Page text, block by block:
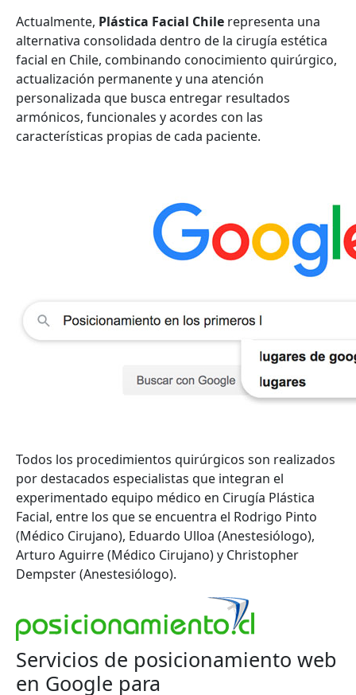
Actualmente, Plástica Facial Chile representa una
alternativa consolidada dentro de la cirugía estética
facial en Chile, combinando conocimiento quirúrgico,
actualización permanente y una atención
personalizada que busca entregar resultados
armónicos, funcionales y acordes con las
características propias de cada paciente.
Todos los procedimientos quirúrgicos son realizados
por destacados especialistas que integran el
experimentado equipo médico en Cirugía Plástica
Facial, entre los que se encuentra el Rodrigo Pinto
(Médico Cirujano), Eduardo Ulloa (Anestesiólogo),
Arturo Aguirre (Médico Cirujano) y Christopher
Dempster (Anestesiólogo).
Servicios de posicionamiento web
en Google para